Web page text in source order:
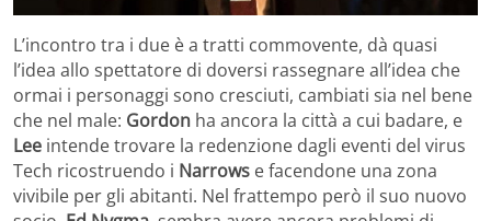
L’incontro tra i due è a tratti commovente, dà quasi
l’idea allo spettatore di doversi rassegnare all’idea che
ormai i personaggi sono cresciuti, cambiati sia nel bene
che nel male: Gordon ha ancora la città a cui badare, e
Lee intende trovare la redenzione dagli eventi del virus
Tech ricostruendo i Narrows e facendone una zona
vivibile per gli abitanti. Nel frattempo però il suo nuovo